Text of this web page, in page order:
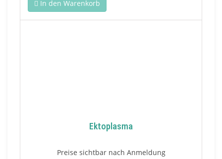
In den Warenkorb
Ektoplasma
Preise sichtbar nach Anmeldung